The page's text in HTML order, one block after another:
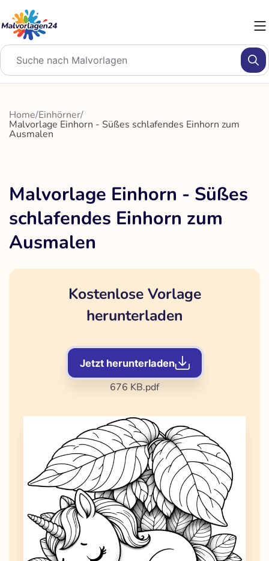
Inhalt
springen
Home/Einhörner/
Malvorlage Einhorn - Süßes schlafendes Einhorn zum
Ausmalen
Malvorlage Einhorn - Süßes
schlafendes Einhorn zum
Ausmalen
Kostenlose Vorlage
herunterladen
Jetzt herunterladen
676 KB.pdf